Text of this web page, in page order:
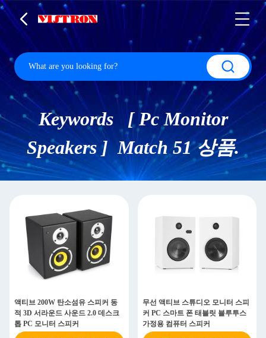
Keywords [ Pc Monitor
Speakers ] Match 51 상품.
액티브 200W 탄소섬유 스피커 동
적 3D 서라운드 사운드 2.0 데스크
톱 PC 모니터 스피커
무선 액티브 스튜디오 모니터 스피
커 PC 스마트 폰 태블릿 블루투스
가정용 컴퓨터 스피커